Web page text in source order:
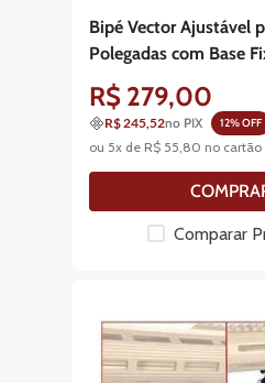
Bipé Vector Ajustável
Polegadas com Base
R$ 279,00
R$ 245,52no PIX 12% OFF
ou 5x de R$ 55 80 no cartão
Comparar